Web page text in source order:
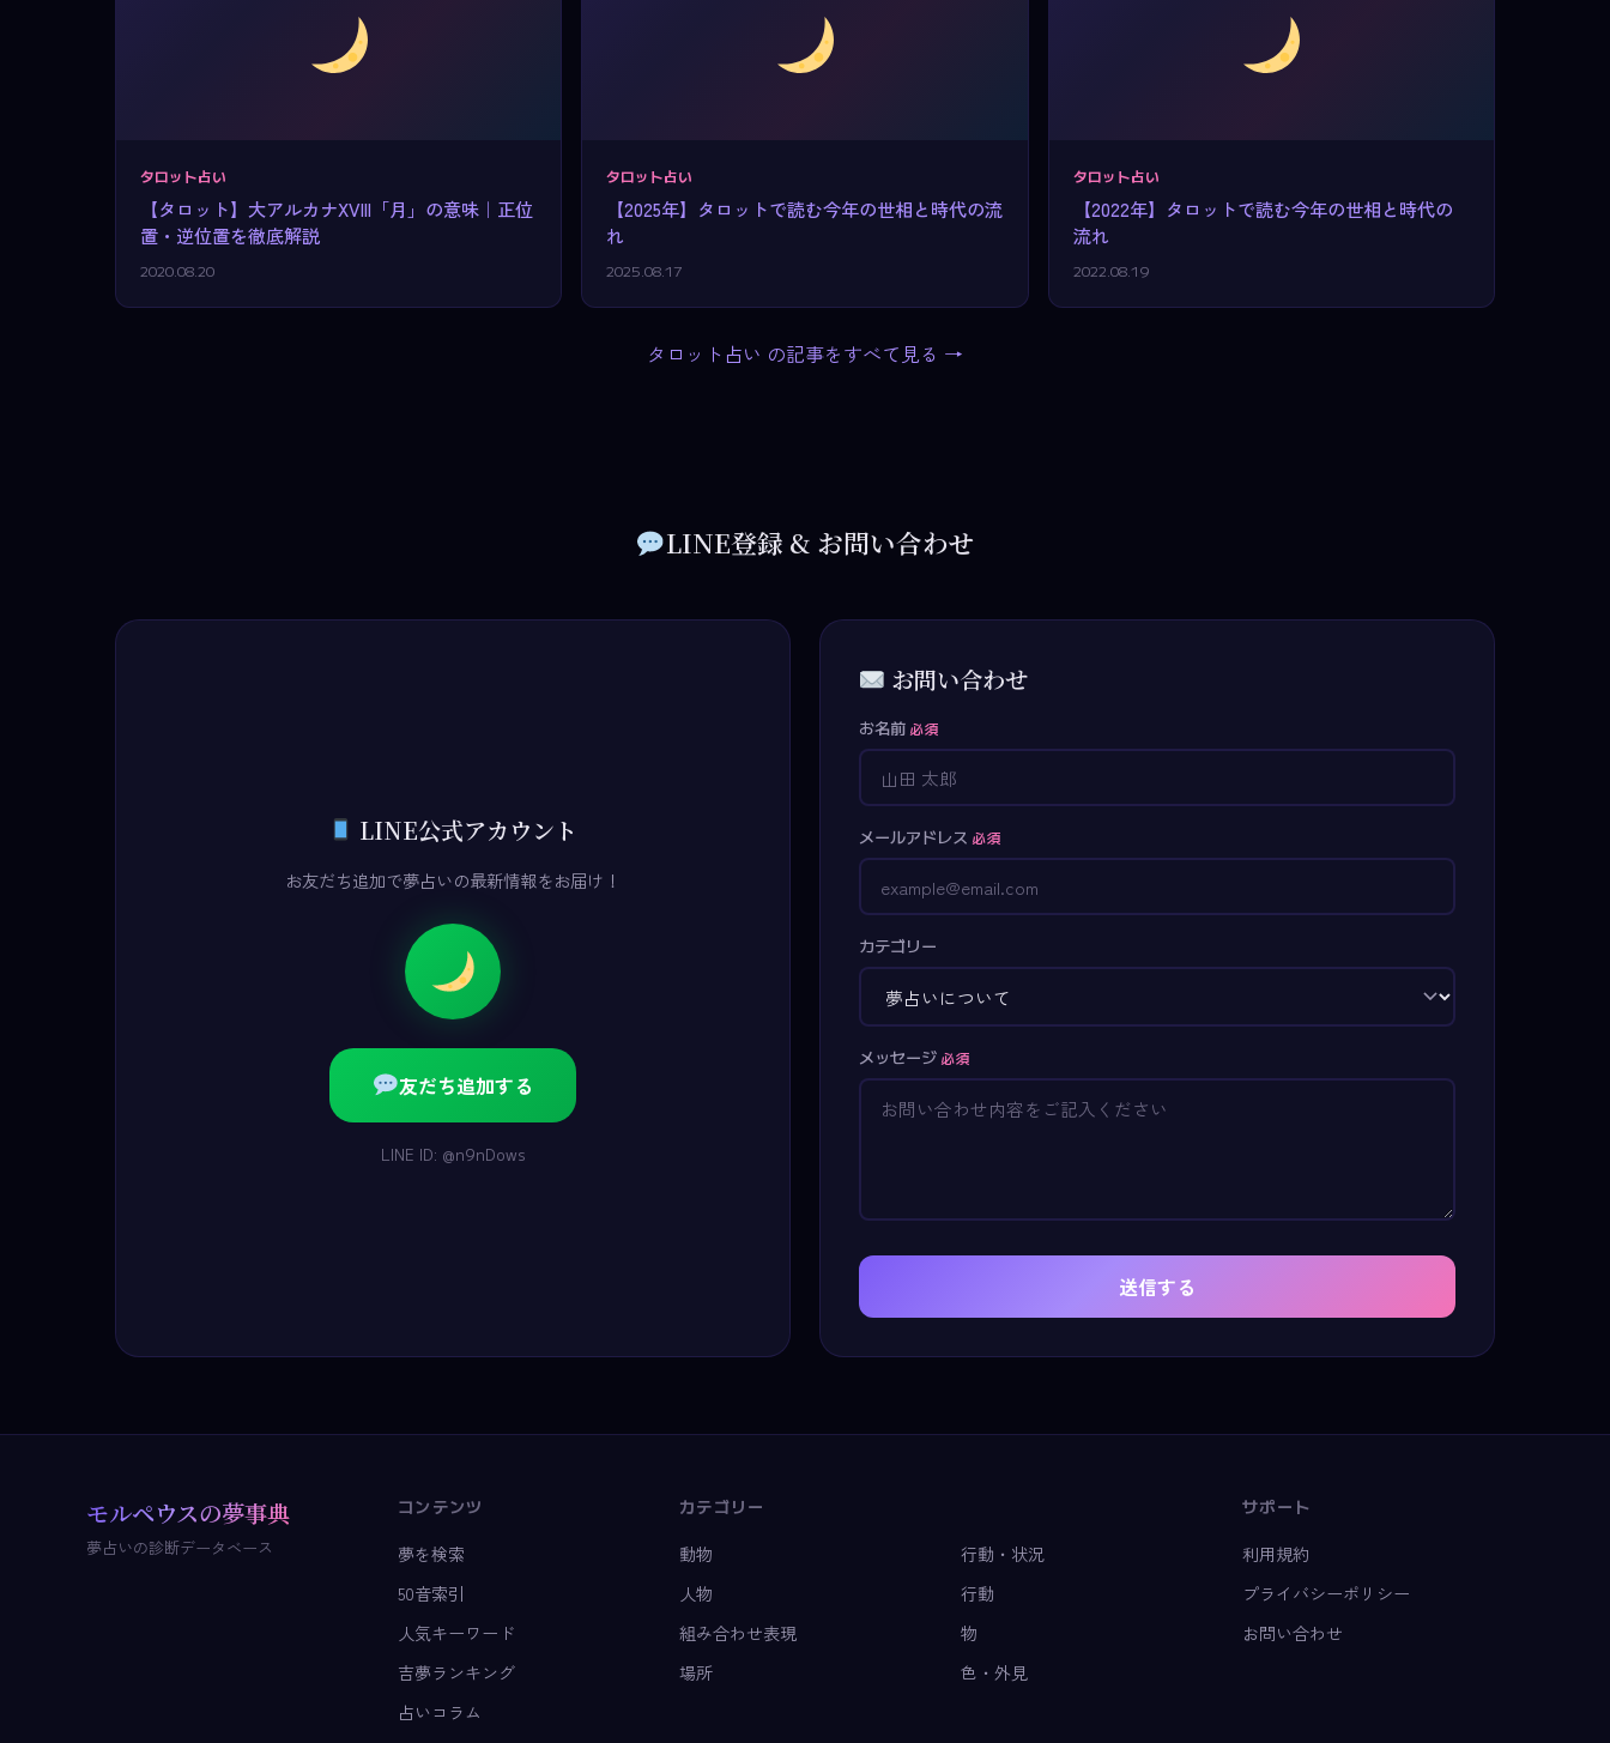
タロット占い
【タロット】大アルカナXVIII「月」の意味｜正位
置・逆位置を徹底解説
2020.08.20
タロット占い
【2025年】タロットで読む今年の世相と時代の流
れ
2025.08.17
タロット占い
【2022年】タロットで読む今年の世相と時代の
流れ
2022.08.19
タロット占い の記事をすべて見る →
LINE登録 & お問い合わせ
LINE公式アカウント
お友だち追加で夢占いの最新情報をお届け！
友だち追加する
LINE ID: @n9nDows
お問い合わせ
お名前 必須
メールアドレス 必須
カテゴリー
メッセージ 必須
送信する
モルペウスの夢事典
夢占いの診断データベース
コンテンツ
夢を検索
50音索引
人気キーワード
吉夢ランキング
占いコラム
カテゴリー
動物
人物
組み合わせ表現
場所
行動・状況
行動
物
色・外見
サポート
利用規約
プライバシーポリシー
お問い合わせ